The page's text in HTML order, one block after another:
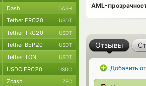
AML-
Отзывы
Добавить
Dash DASH
Tether ERC20 USDT
Tether TRC20 USDT
Tether BEP20 USDT
Tether TON USDT
USDC ERC20 USDC
Zcash ZEC